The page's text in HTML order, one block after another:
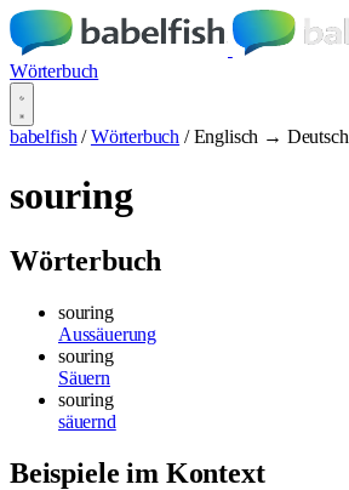
Wörterbuch
babelfish / Wörterbuch / Englisch → Deutsch
souring
Wörterbuch
souring
Aussäuerung
souring
Säuern
souring
säuernd
Beispiele im Kontext